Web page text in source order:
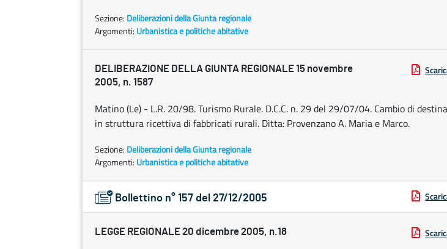
Sezione: Deliberazioni della Giunta regionale
Argomenti: Urbanistica e politiche abitative
DELIBERAZIONE DELLA GIUNTA REGIONALE 15 novembre
2005, n. 1587
Matino (Le) - L.R. 20/98. Turismo Rurale. D.C.C. n. 29 del 29/07/04. Cambio di
in struttura ricettiva di fabbricati rurali. Ditta: Provenzano A. Maria e Marco.
Sezione: Deliberazioni della Giunta regionale
Argomenti: Urbanistica e politiche abitative
Bollettino n° 157 del 27/12/2005
LEGGE REGIONALE 20 dicembre 2005, n.18